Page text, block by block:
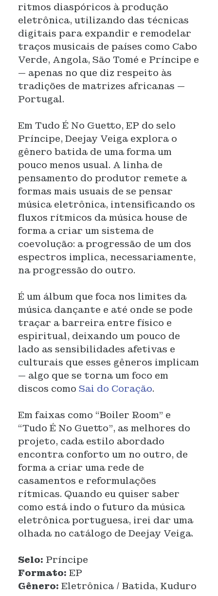
ritmos diaspóricos à produção
eletrônica, utilizando das técnicas
digitais para expandir e remodelar
traços musicais de países como Cabo
Verde, Angola, São Tomé e Príncipe e
— apenas no que diz respeito às
tradições de matrizes africanas —
Portugal.
Em Tudo É No Guetto, EP do selo
Príncipe, Deejay Veiga explora o
gênero batida de uma forma um
pouco menos usual. A linha de
pensamento do produtor remete a
formas mais usuais de se pensar
música eletrônica, intensificando os
fluxos rítmicos da música house de
forma a criar um sistema de
coevolução: a progressão de um dos
espectros implica, necessariamente,
na progressão do outro.
É um álbum que foca nos limites da
música dançante e até onde se pode
traçar a barreira entre físico e
espiritual, deixando um pouco de
lado as sensibilidades afetivas e
culturais que esses gêneros implicam
— algo que se torna um foco em
discos como Sai do Coração.
Em faixas como “Boiler Room” e
“Tudo É No Guetto”, as melhores do
projeto, cada estilo abordado
encontra conforto um no outro, de
forma a criar uma rede de
casamentos e reformulações
rítmicas. Quando eu quiser saber
como está indo o futuro da música
eletrônica portuguesa, irei dar uma
olhada no catálogo de Deejay Veiga.
Selo: Príncipe
Formato: EP
Gênero: Eletrônica / Batida, Kuduro